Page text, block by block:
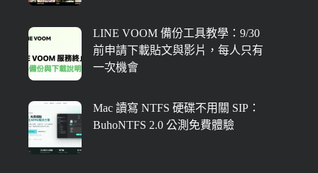
LINE VOOM 備份工具教學：9/30
前申請下載貼文與影片，每人只有
一次機會
Mac 讀寫 NTFS 硬碟不用關 SIP：
BuhoNTFS 2.0 公測免費體驗